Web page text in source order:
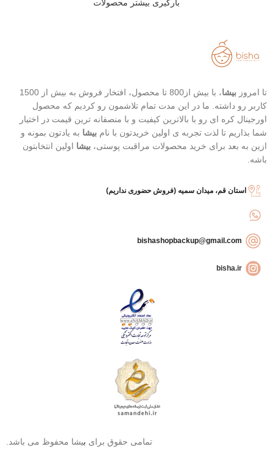
بارگیری بیشتر محصولات
تا امروز بیشا
، با بیش از800 تا محصول، افتخار فروش به بیش از 1500
کاربر رو داشته. ما در این مدت تمام تلاشمون رو کردیم که محصول
اورجینال کره ای رو با بالاترین کیفیت و با منصفانه ترین قیمت در اختیار
شما بذاریم تا لذت تجربه ی اولین خریدتون با نام بیشا به یادتون بمونه و
ازین به بعد برای خرید محصولات مراقبت پوستی، بیشا اولین انتخابتون
باشه.
استان قم، میدان سمیه (فروش حضوری نداریم)
bisha.ir
تمامی حقوق برای بیشا محفوظ می باشد.